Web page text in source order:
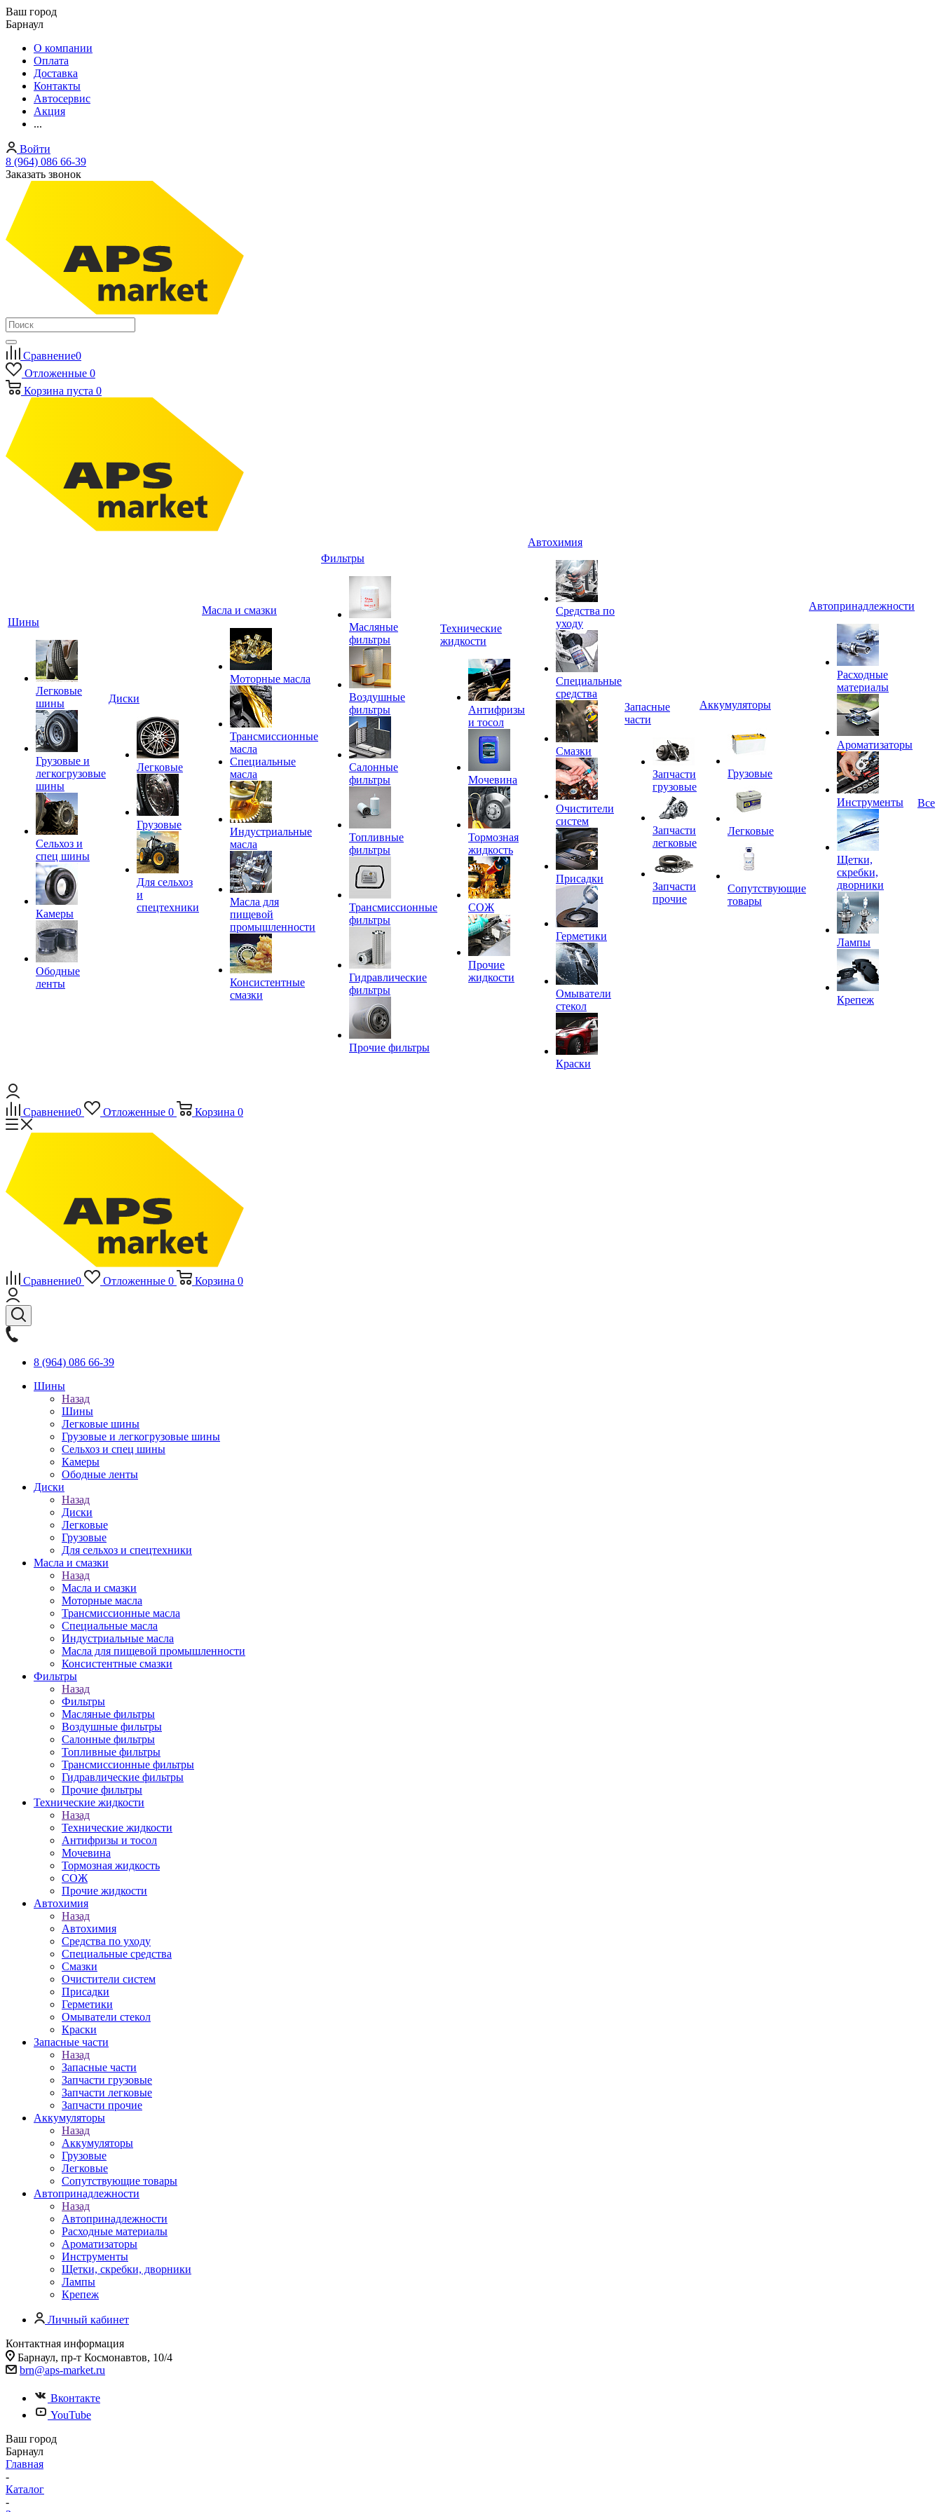
Ваш город
Барнаул
О компании
Оплата
Доставка
Контакты
Автосервис
Акция
...
Войти
8 (964) 086 66-39
Заказать звонок
Сравнение0
Отложенные 0
Корзина пуста 0
Шины
Легковые
шины
Грузовые и
легкогрузовые
шины
Сельхоз и
спец шины
Камеры
Ободные
ленты
Диски
Легковые
Грузовые
Для сельхоз
и
спецтехники
Масла и смазки
Моторные масла
Трансмиссионные
масла
Специальные
масла
Индустриальные
масла
Масла для
пищевой
промышленности
Консистентные
смазки
Фильтры
Масляные
фильтры
Воздушные
фильтры
Салонные
фильтры
Топливные
фильтры
Трансмиссионные
фильтры
Гидравлические
фильтры
Прочие фильтры
Технические
жидкости
Антифризы
и тосол
Мочевина
Тормозная
жидкость
СОЖ
Прочие
жидкости
Автохимия
Средства по
уходу
Специальные
средства
Смазки
Очистители
систем
Присадки
Герметики
Омыватели
стекол
Краски
Запасные
части
Запчасти
грузовые
Запчасти
легковые
Запчасти
прочие
Аккумуляторы
Грузовые
Легковые
Сопутствующие
товары
Автопринадлежности
Расходные
материалы
Ароматизаторы
Инструменты
Щетки,
скребки,
дворники
Лампы
Крепеж
Все
Сравнение0 Отложенные 0 Корзина 0
Сравнение0 Отложенные 0 Корзина 0
8 (964) 086 66-39
Шины
Назад
Шины
Легковые шины
Грузовые и легкогрузовые шины
Сельхоз и спец шины
Камеры
Ободные ленты
Диски
Назад
Диски
Легковые
Грузовые
Для сельхоз и спецтехники
Масла и смазки
Назад
Масла и смазки
Моторные масла
Трансмиссионные масла
Специальные масла
Индустриальные масла
Масла для пищевой промышленности
Консистентные смазки
Фильтры
Назад
Фильтры
Масляные фильтры
Воздушные фильтры
Салонные фильтры
Топливные фильтры
Трансмиссионные фильтры
Гидравлические фильтры
Прочие фильтры
Технические жидкости
Назад
Технические жидкости
Антифризы и тосол
Мочевина
Тормозная жидкость
СОЖ
Прочие жидкости
Автохимия
Назад
Автохимия
Средства по уходу
Специальные средства
Смазки
Очистители систем
Присадки
Герметики
Омыватели стекол
Краски
Запасные части
Назад
Запасные части
Запчасти грузовые
Запчасти легковые
Запчасти прочие
Аккумуляторы
Назад
Аккумуляторы
Грузовые
Легковые
Сопутствующие товары
Автопринадлежности
Назад
Автопринадлежности
Расходные материалы
Ароматизаторы
Инструменты
Щетки, скребки, дворники
Лампы
Крепеж
Личный кабинет
Контактная информация
Барнаул, пр-т Космонавтов, 10/4
brn@aps-market.ru
Вконтакте
YouTube
Ваш город
Барнаул
Главная
-
Каталог
-